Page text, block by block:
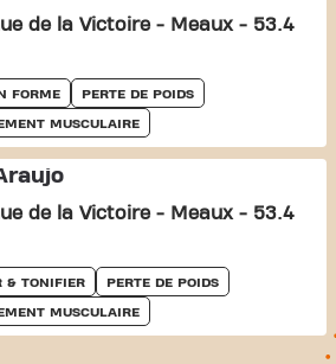
de la Victoire - Meaux - 53.4
FORME PERTE DE POIDS
MUSCULAIRE
de la Victoire - Meaux - 53.4
& TONIFIER PERTE DE POIDS
MUSCULAIRE